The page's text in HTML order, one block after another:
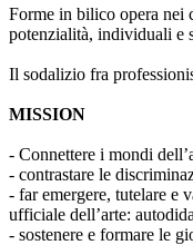
Forme in bilico opera nei
potenzialità, individuali e
Il sodalizio fra
MISSION
- Connettere i mondi
- contrastare le
- far emergere, tutelare e
ufficiale dell’arte:
- sostenere e formare le